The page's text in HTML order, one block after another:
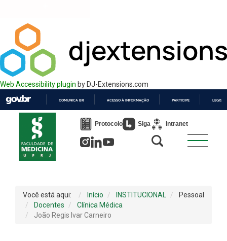
Web Accessibility plugin by DJ-Extensions.com
PARA
COMUNICA BR ACESSO À INFORMAÇÃO PARTICIPE
Protocolo Siga Intranet
Você está aqui: Início INSTITUCIONAL
Pessoal
Docentes
Clínica Médica
João Regis Ivar Carneiro